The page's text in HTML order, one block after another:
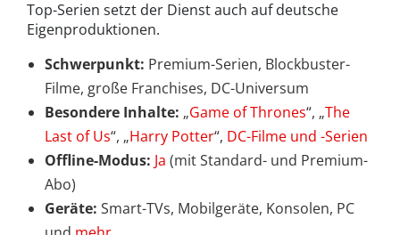
Top-Serien setzt der Dienst auch auf deutsche
Eigenproduktionen.
Schwerpunkt: Premium-Serien, Blockbuster-
Filme, große Franchises, DC-Universum
Besondere Inhalte: „Game of Thrones“, „The
Last of Us“, „Harry Potter“, DC-Filme und -Serien
Offline-Modus: Ja (mit Standard- und Premium-
Abo)
Geräte: Smart-TVs, Mobilgeräte, Konsolen, PC